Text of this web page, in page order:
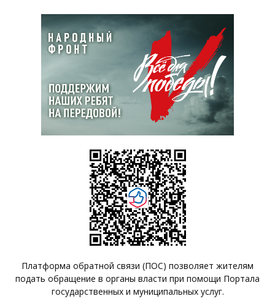
Платформа обратной связи (ПОС) позволяет жителям
подать обращение в органы власти при помощи Портала
государственных и муниципальных услуг.